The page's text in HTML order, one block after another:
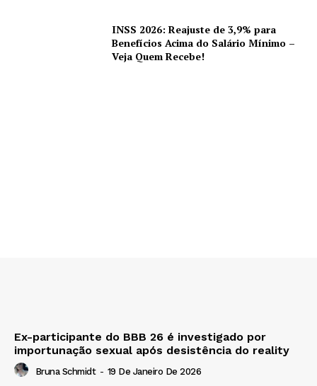
INSS 2026: Reajuste de 3,9% para
Benefícios Acima do Salário Mínimo –
Veja Quem Recebe!
Ex-participante do BBB 26 é investigado por
importunação sexual após desistência do reality
Bruna Schmidt - 19 De Janeiro De 2026